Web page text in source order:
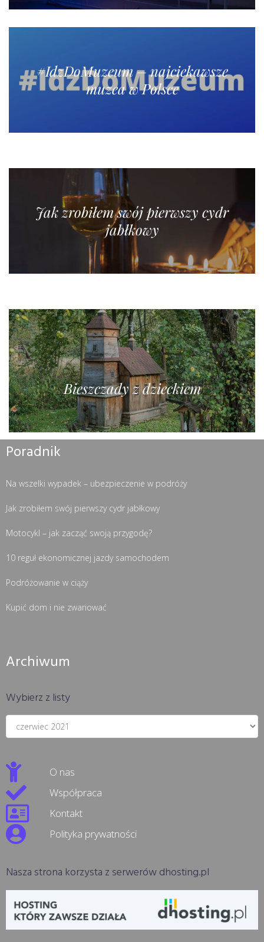
#IdzDoMuzeum – najciekawsze
muzea w Polsce
Jak zrobiłem swój pierwszy cydr
jabłkowy
Bieszczady z dzieckiem
Poradnik
Na wszelki wypadek – ubezpieczenie w podróży
Jak zrobiłem swój pierwszy cydr jabłkowy
Motocykl – jak zacząć swoją przygodę?
10 reguł ekonomicznej jazdy samochodem
Podróżowanie w ciąży
Kupić dom i nie zwariować
Archiwum
Wybierz z listy
O nas
Współpraca
Kontakt
Polityka prywatności
Nasza strona korzysta z serwerów dhosting.pl